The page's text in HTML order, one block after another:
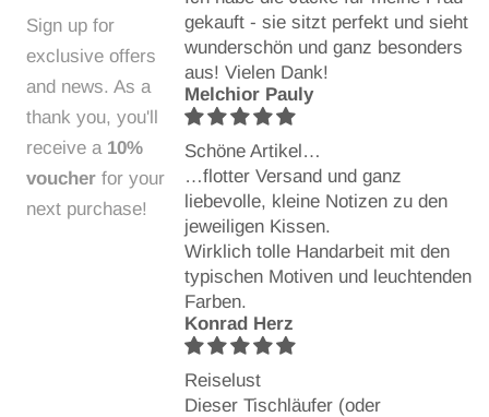
gekauft - sie sitzt perfekt und sieht
wunderschön und ganz besonders
aus! Vielen Dank!
Melchior Pauly
Schöne Artikel…
…flotter Versand und ganz
liebevolle, kleine Notizen zu den
jeweiligen Kissen.
Wirklich tolle Handarbeit mit den
typischen Motiven und leuchtenden
Farben.
Konrad Herz
Reiselust
Dieser Tischläufer (oder
Sign up for
exclusive offers
and news. As a
thank you, you'll
receive a 10%
voucher for your
next purchase!